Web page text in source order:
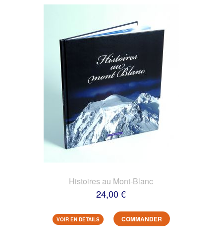
Histoires au Mont-Blanc
24,00 €
VOIR EN DETAILS COMMANDER